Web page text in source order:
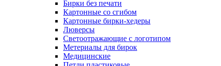
Бирки без печати
Картонные со сгибом
Картонные бирки-хедеры
Люверсы
Светоотражающие с логотипом
Метериалы для бирок
Медицинские